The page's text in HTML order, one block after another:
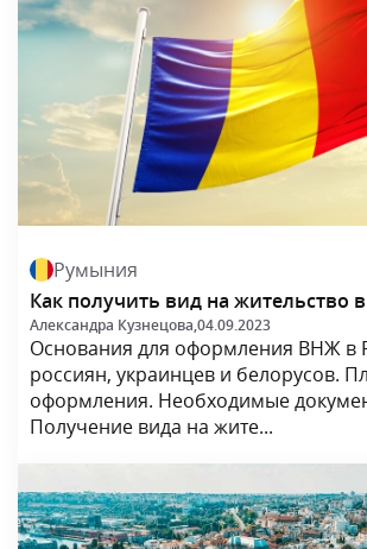
Румыния
Как получить вид на жительство
Александра Кузнецова,04.09.2023
Основания для оформления ВНЖ в
россиян, украинцев и белорусов.
оформления. Необходимые
Получение вида на жите...